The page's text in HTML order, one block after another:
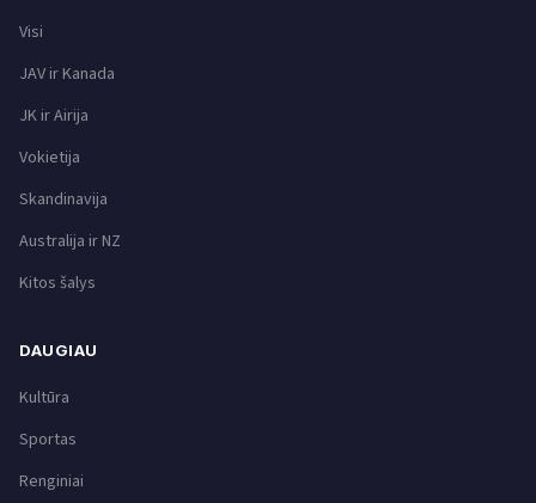
Visi
JAV ir Kanada
JK ir Airija
Vokietija
Skandinavija
Australija ir NZ
Kitos šalys
DAUGIAU
Kultūra
Sportas
Renginiai